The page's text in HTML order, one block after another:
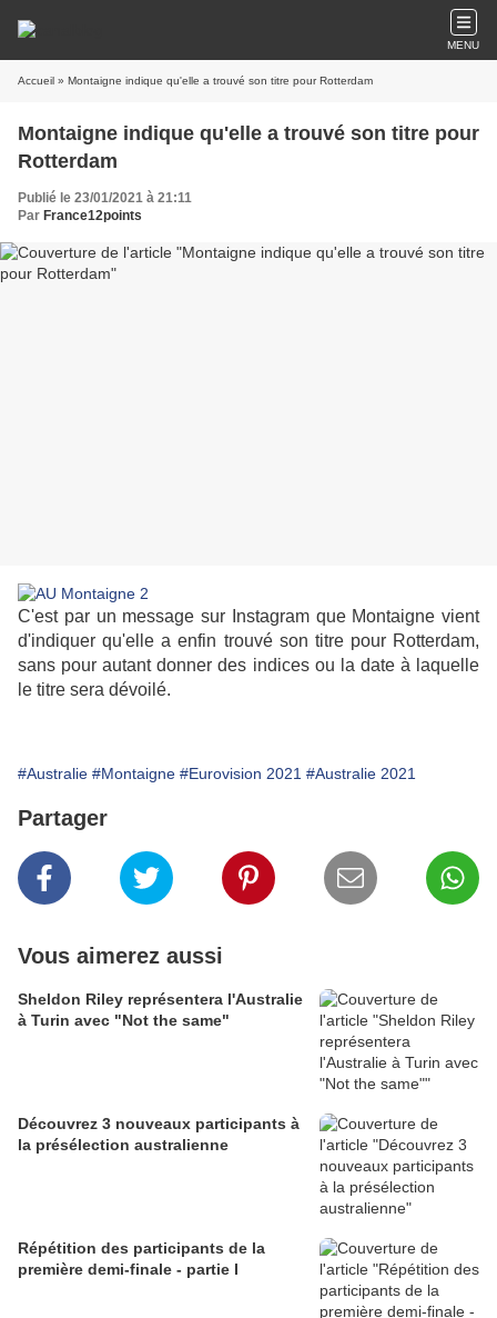
MENU
Accueil » Montaigne indique qu'elle a trouvé son titre pour Rotterdam
Montaigne indique qu'elle a trouvé son titre pour
Rotterdam
Publié le 23/01/2021 à 21:11
Par France12points
C'est par un message sur Instagram que Montaigne vient
d'indiquer qu'elle a enfin trouvé son titre pour Rotterdam,
sans pour autant donner des indices ou la date à laquelle
le titre sera dévoilé.
#Australie #Montaigne #Eurovision 2021 #Australie 2021
Partager
Vous aimerez aussi
Sheldon Riley représentera l'Australie
à Turin avec "Not the same"
Découvrez 3 nouveaux participants à
la présélection australienne
Répétition des participants de la
première demi-finale - partie I